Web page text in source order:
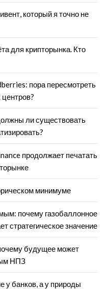
который я точно не
для крипторынка. Кто
пора пересмотреть
ли существовать
продолжает печатать
минимуме
почему газобаллонное
стратегическое значение
будущее может
НПЗ
у банков, а у природы